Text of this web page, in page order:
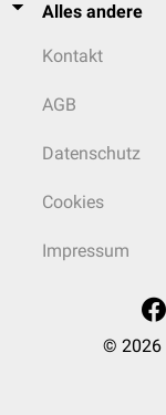
Alles andere
Kontakt
AGB
Datenschutz
Cookies
Impressum
© 2026